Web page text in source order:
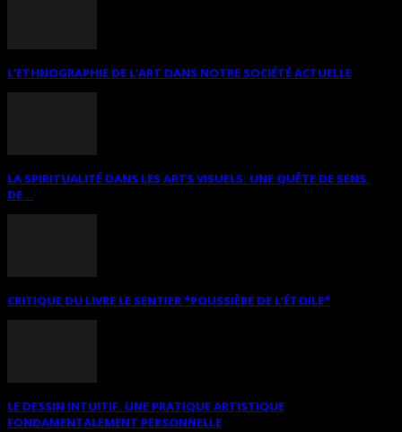
L’ETHNOGRAPHIE DE L’ART DANS NOTRE SOCIÉTÉ ACTUELLE
LA SPIRITUALITÉ DANS LES ARTS VISUELS: UNE QUÊTE DE SENS,
DE...
CRITIQUE DU LIVRE LE SENTIER *POUSSIÈRE DE L’ÉTOILE*
LE DESSIN INTUITIF. UNE PRATIQUE ARTISTIQUE
FONDAMENTALEMENT PERSONNELLE